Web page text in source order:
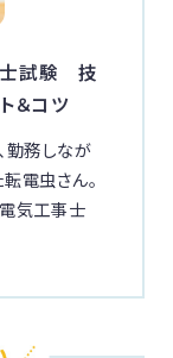
士試験 技
＆コツ
勤務しなが
電虫さん。
気工事士